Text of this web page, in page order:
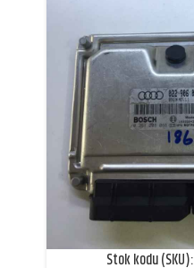
Stok kodu (SKU):